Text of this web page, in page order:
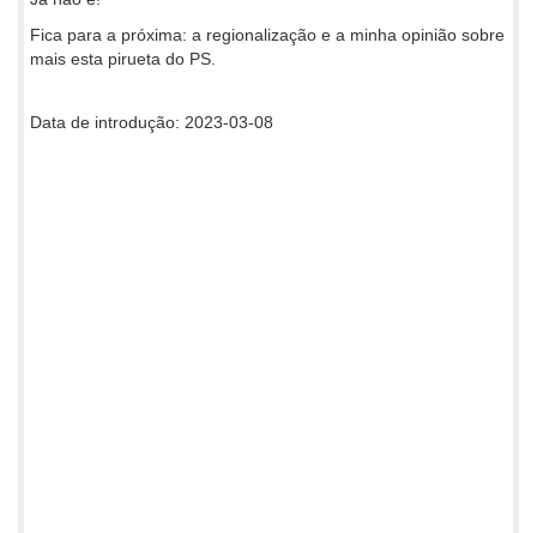
Fica para a próxima: a regionalização e a minha opinião sobre
mais esta pirueta do PS.
Data de introdução: 2023-03-08